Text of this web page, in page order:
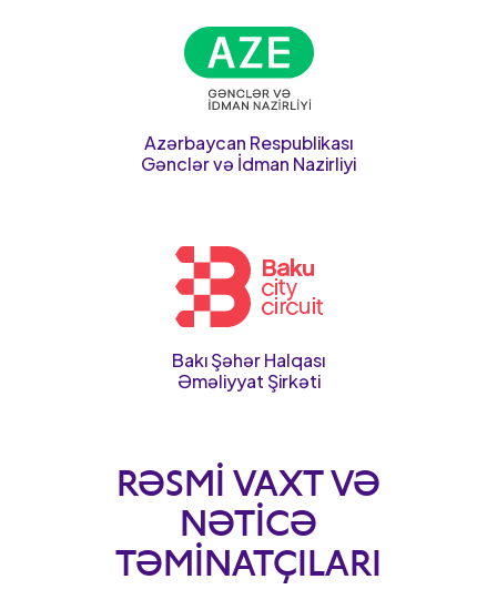
Azərbaycan Respublikası
Gənclər və İdman Nazirliyi
Bakı Şəhər Halqası
Əməliyyat Şirkəti
RƏSMI VAXT VƏ
NƏTICƏ
TƏMINATÇILARI